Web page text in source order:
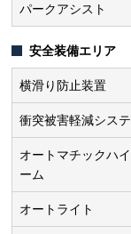
パークアシスト
安全装備エリア
横滑り防止装置
衝突被害軽減シス
オートマチックハ
ーム
オートライト